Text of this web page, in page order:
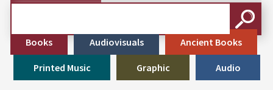
Books Audiovisuals Ancient Books
Printed Music Graphic Audio